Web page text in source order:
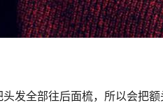
发全部往后面梳，所以会把